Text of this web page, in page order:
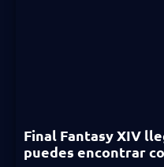
Final Fantasy XIV
puedes encontrar